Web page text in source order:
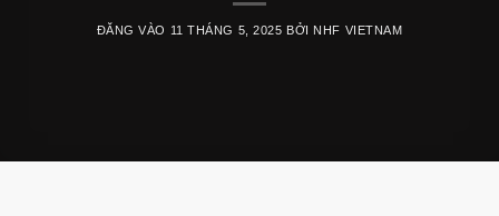
ĐĂNG VÀO 11 THÁNG 5, 2025 BỞI NHF VIETNAM